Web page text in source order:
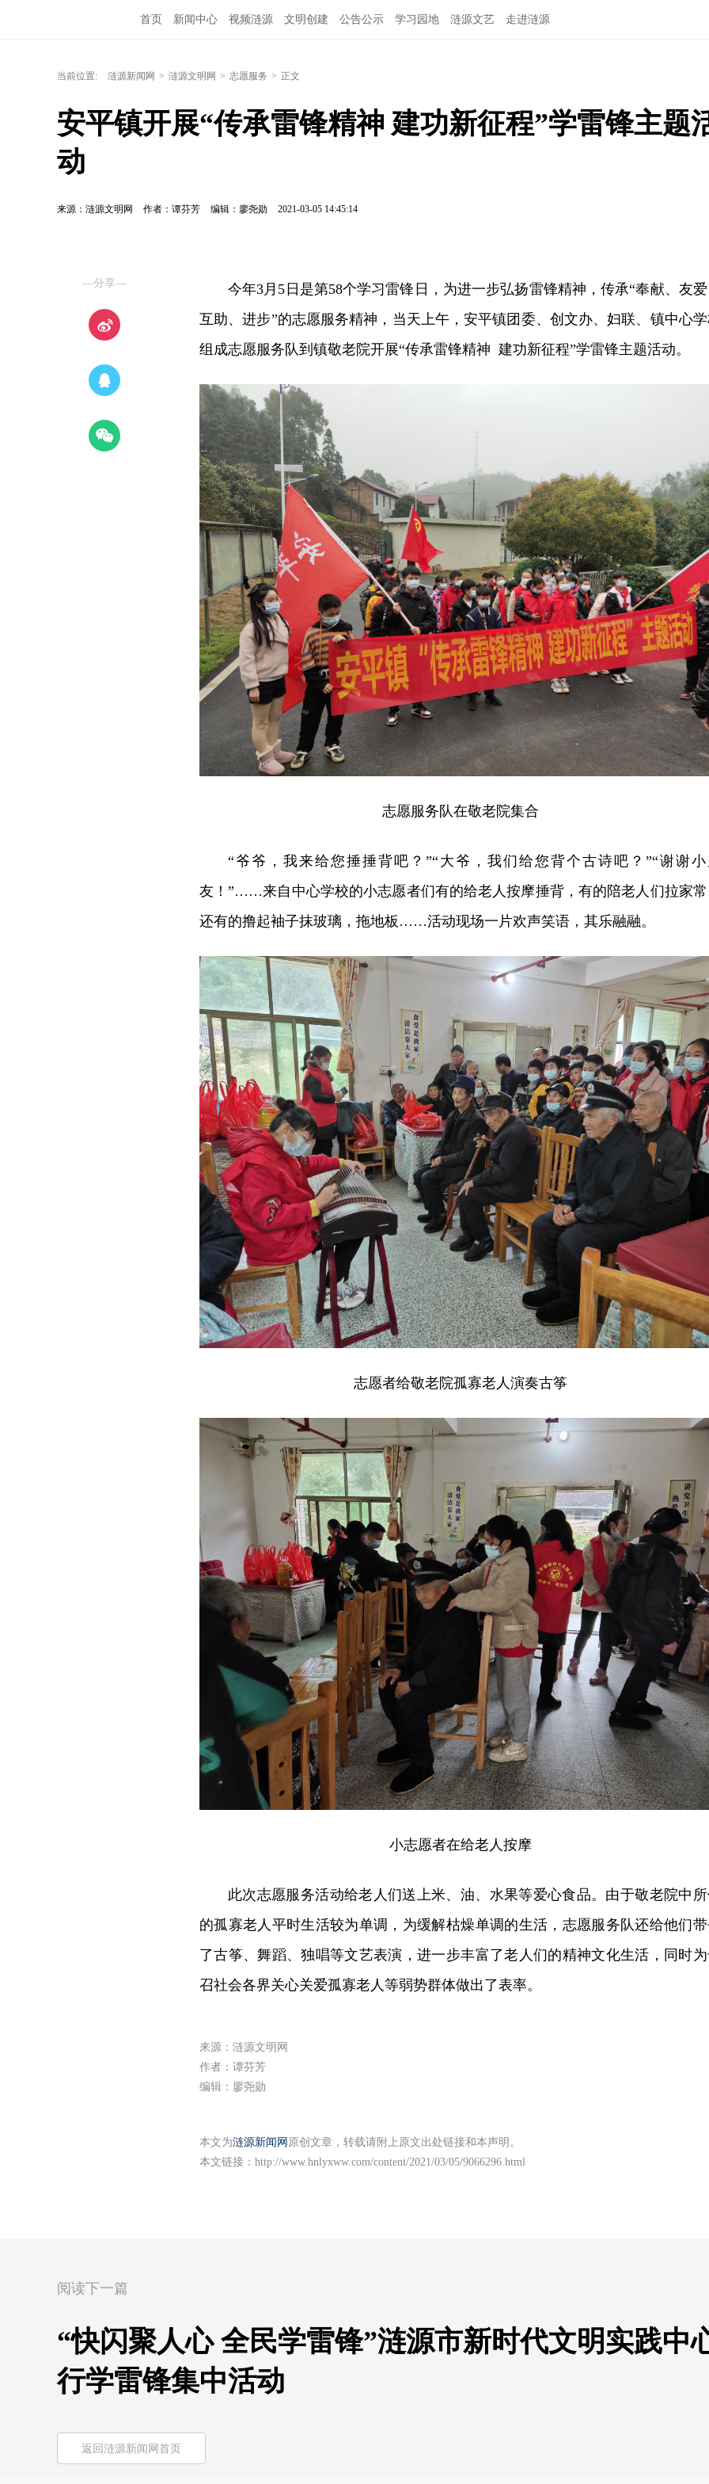
首页 新闻中心 视频涟源 文明创建 公告公示 学习园地 涟源文艺 走进涟源
当前位置: 涟源新闻网 > 涟源文明网 > 志愿服务 > 正文
安平镇开展“传承雷锋精神 建功新征程”学雷锋主题
动
来源：涟源文明网 作者：谭芬芳 编辑：廖尧勋 2021-03-05 14:45:14
—分享—
今年3月5日是第58个学习雷锋日，为进一步弘扬雷锋精神，传承“奉献、友
互助、进步”的志愿服务精神，当天上午，安平镇团委、创文办、妇联、镇中心
组成志愿服务队到镇敬老院开展“传承雷锋精神 建功新征程”学雷锋主题活动。
志愿服务队在敬老院集合
“爷爷，我来给您捶捶背吧？”“大爷，我们给您背个古诗吧？”“谢谢小
友！”……来自中心学校的小志愿者们有的给老人按摩捶背，有的陪老人们拉家
还有的撸起袖子抹玻璃，拖地板……活动现场一片欢声笑语，其乐融融。
志愿者给敬老院孤寡老人演奏古筝
小志愿者在给老人按摩
此次志愿服务活动给老人们送上米、油、水果等爱心食品。由于敬老院中
的孤寡老人平时生活较为单调，为缓解枯燥单调的生活，志愿服务队还给他们
了古筝、舞蹈、独唱等文艺表演，进一步丰富了老人们的精神文化生活，同时
召社会各界关心关爱孤寡老人等弱势群体做出了表率。
来源：涟源文明网
作者：谭芬芳
编辑：廖尧勋
本文为涟源新闻网 原创文章，转载请附上原文出处链接和本声明。
本文链接： http://www.hnlyxww.com/content/2021/03/05/9066296.html
阅读下一篇
“快闪聚人心 全民学雷锋”涟源市新时代文明实践中
行学雷锋集中活动
返回涟源新闻网首页